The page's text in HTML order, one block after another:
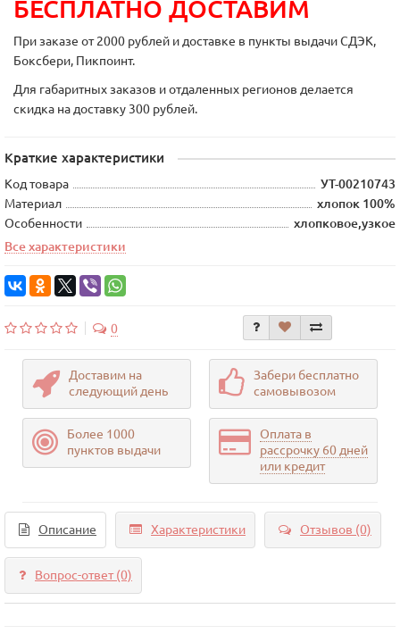
БЕСПЛАТНО ДОСТАВИМ
При заказе от 2000 рублей и доставке в пункты выдачи СДЭК,
Боксбери, Пикпоинт.
Для габаритных заказов и отдаленных регионов делается
скидка на доставку 300 рублей.
Краткие характеристики
Код товара
УТ-00210743
Материал
хлопок 100%
Особенности
хлопковое,узкое
Все характеристики
0
Доставим на
следующий день
Забери бесплатно
самовывозом
Более 1000
пунктов выдачи
Оплата в
рассрочку 60 дней
или кредит
Описание Характеристики Отзывов (0)
Вопрос-ответ(0)